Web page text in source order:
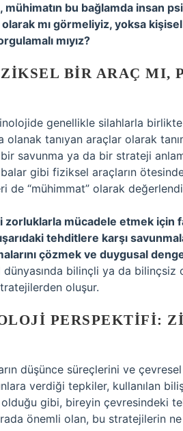
mühimatın bu bağlamda insan
olarak mı görmeliyiz, yoksa
mıyız?
BIR ARAÇ MI,
genellikle silahlarla birlikte
olanak tanıyan araçlar olarak
savunma ya da bir strateji
gibi fiziksel araçların
de “mühimmat” olarak
zorluklarla mücadele etmek için
tehditlere karşı
çözmek ve duygusal
dünyasında bilinçli ya da
oluşur.
PERSPEKTIFI:
düşünce süreçlerini ve
verdiği tepkiler, kullanılan
gibi, bireyin çevresindeki
önemli olan, bu stratejilerin